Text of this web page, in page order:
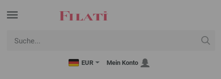
EUR Mein Konto